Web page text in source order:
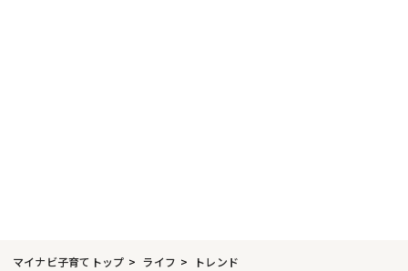
マイナビ子育てトップ ライフ
トレンド